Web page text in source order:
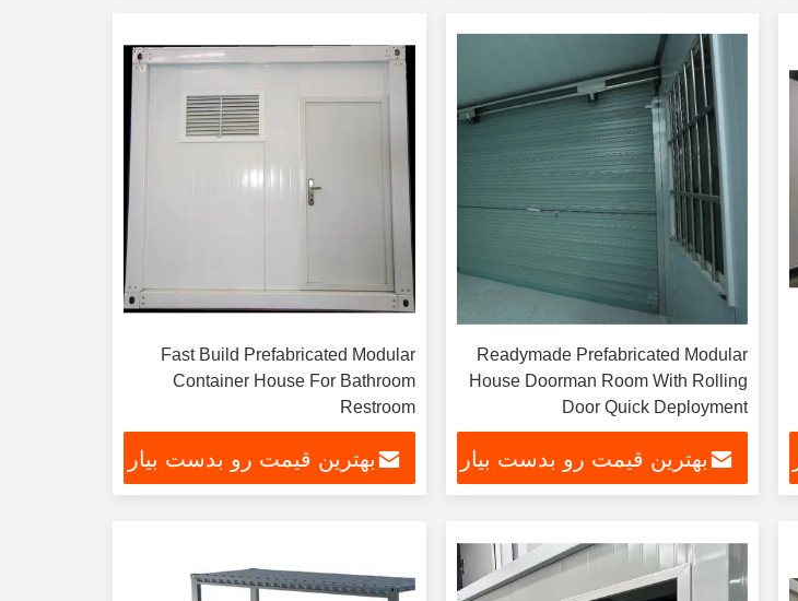
Readymade Prefabricated Modular
House Doorman Room With Rolling
Door Quick Deployment
بهترین قیمت رو بدست بیار
Fast Build Prefabricated Modular
Container House For Bathroom
Restroom
بهترین قیمت رو بدست بیار